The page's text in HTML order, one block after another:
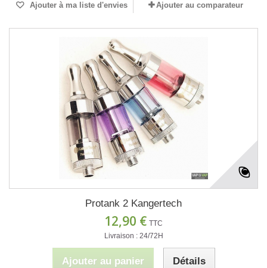
Ajouter à ma liste d'envies Ajouter au comparateur
Protank 2 Kangertech
12,90 € TTC
Livraison : 24/72H
Ajouter au panier Détails